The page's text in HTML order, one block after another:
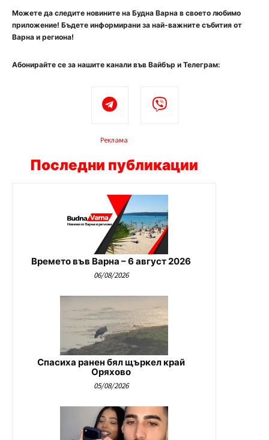
Можете да следите новините на Будна Варна в своето любимо
приложение! Бъдете информирани за най-важните събития от
Варна и региона!
Абонирайте се за нашите канали във Вайбър и Телеграм:
Реклама
Последни публикации
Времето във Варна – 6 август 2026
06/08/2026
Спасиха ранен бял щъркел край
Оряхово
05/08/2026